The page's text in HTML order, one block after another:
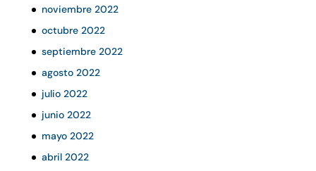
noviembre 2022
octubre 2022
septiembre 2022
agosto 2022
julio 2022
junio 2022
mayo 2022
abril 2022